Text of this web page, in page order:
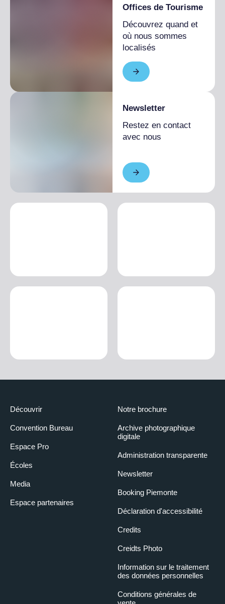
Offices de Tourisme
Découvrez quand et
où nous sommes
localisés
Newsletter
Restez en contact
avec nous
Découvrir
Convention Bureau
Espace Pro
Écoles
Media
Espace partenaires
Notre brochure
Archive photographique
digitale
Administration transparente
Newsletter
Booking Piemonte
Déclaration d'accessibilité
Credits
Creidts Photo
Information sur le traitement
des données personnelles
Conditions générales de